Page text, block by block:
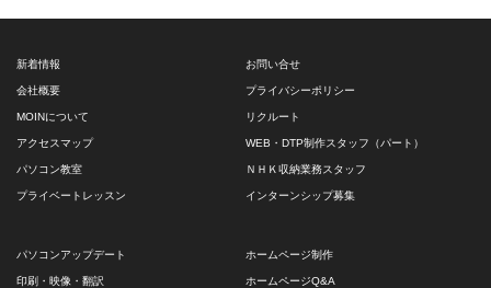
新着情報
会社概要
MOINについて
アクセスマップ
パソコン教室
プライベートレッスン
お問い合せ
プライバシーポリシー
リクルート
WEB・DTP制作スタッフ（パート）
ＮＨＫ収納業務スタッフ
インターンシップ募集
パソコンアップデート
印刷・映像・翻訳
ホームページ制作
ホームページQ&A